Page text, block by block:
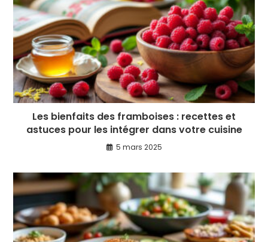
Les bienfaits des framboises : recettes et
astuces pour les intégrer dans votre cuisine
5 mars 2025